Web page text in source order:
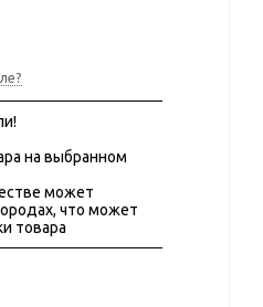
на выбранном
может
что может
товара